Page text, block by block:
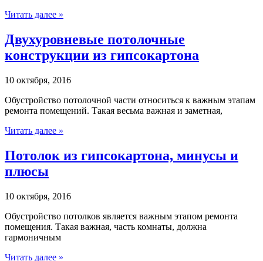
Читать далее »
Двухуровневые потолочные
конструкции из гипсокартона
10 октября, 2016
Обустройство потолочной части относиться к важным этапам
ремонта помещений. Такая весьма важная и заметная,
Читать далее »
Потолок из гипсокартона, минусы и
плюсы
10 октября, 2016
Обустройство потолков является важным этапом ремонта
помещения. Такая важная, часть комнаты, должна
гармоничным
Читать далее »